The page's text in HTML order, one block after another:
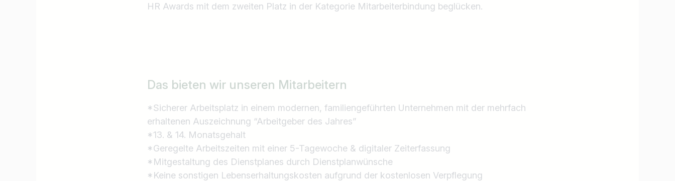
HR Awards mit dem zweiten Platz in der Kategorie Mitarbeiterbindung beglücken.
Das bieten wir unseren Mitarbeitern
*Sicherer Arbeitsplatz in einem modernen, familiengeführten Unternehmen mit der mehrfach
erhaltenen Auszeichnung “Arbeitgeber des Jahres”
*13. & 14. Monatsgehalt
*Geregelte Arbeitszeiten mit einer 5-Tagewoche & digitaler Zeiterfassung
*Mitgestaltung des Dienstplanes durch Dienstplanwünsche
*Keine sonstigen Lebenserhaltungskosten aufgrund der kostenlosen Verpflegung